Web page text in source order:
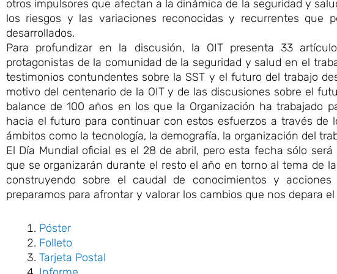
otros impulsores que afectan a la dinámica de la seguridad y
los riesgos y las variaciones reconocidas y recurrentes que
desarrollados.
Para profundizar en la discusión, la OIT presenta 33
protagonistas de la comunidad de la seguridad y salud en el
testimonios contundentes sobre la SST y el futuro del trabajo
motivo del centenario de la OIT y de las discusiones sobre el
balance de 100 años en los que la Organización ha trabajado
hacia el futuro para continuar con estos esfuerzos a través de
ámbitos como la tecnología, la demografía, la organización del
El Día Mundial oficial es el 28 de abril, pero esta fecha sólo
que se organizarán durante el resto el año en torno al tema de
construyendo sobre el caudal de conocimientos y
preparamos para afrontar y valorar los cambios que nos depara
Póster
Folleto
Tarjeta Postal